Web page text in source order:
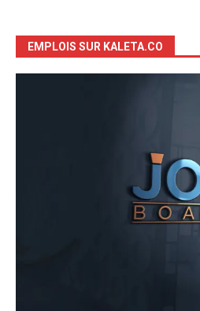
EMPLOIS SUR KALETA.CO